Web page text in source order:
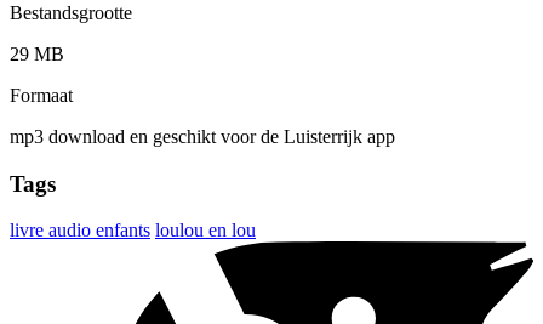
Bestandsgrootte
29 MB
Formaat
mp3 download en geschikt voor de Luisterrijk app
Tags
livre audio enfants loulou en lou